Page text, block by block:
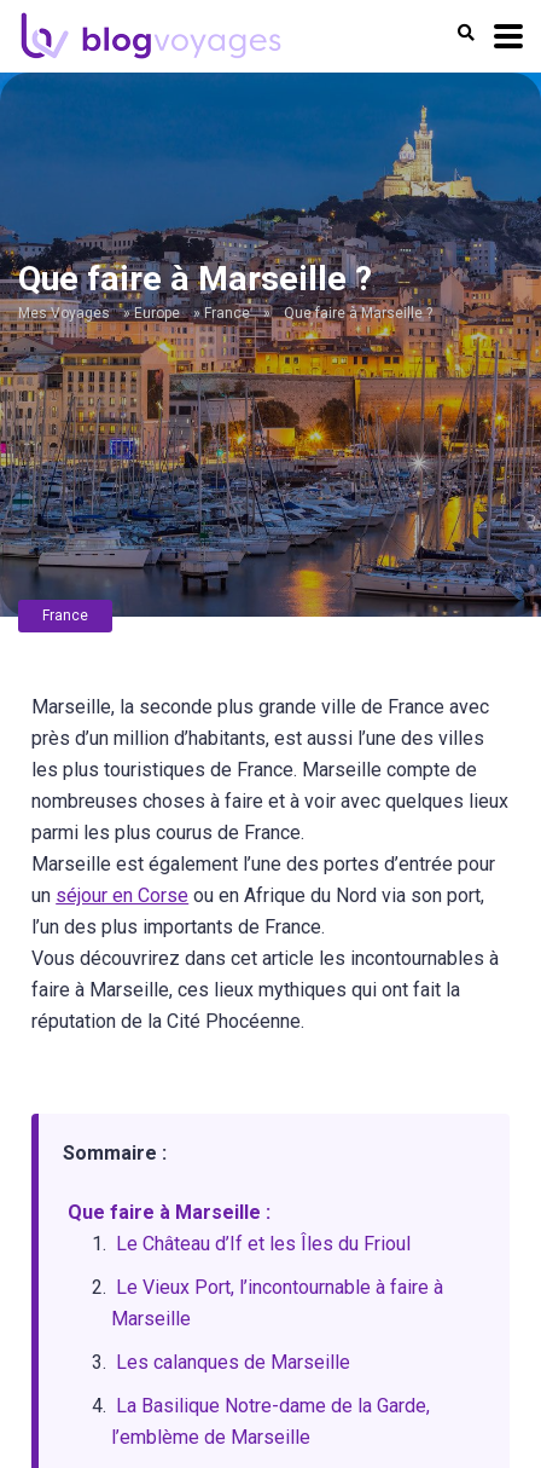
Que faire à Marseille ?
Mes Voyages »Europe »France » Que faire à Marseille ?
France
Marseille, la seconde plus grande ville de France avec
près d’un million d’habitants, est aussi l’une des villes
les plus touristiques de France. Marseille compte de
nombreuses choses à faire et à voir avec quelques lieux
parmi les plus courus de France.
Marseille est également l’une des portes d’entrée pour
un séjour en Corse ou en Afrique du Nord via son port,
l’un des plus importants de France.
Vous découvrirez dans cet article les incontournables à
faire à Marseille, ces lieux mythiques qui ont fait la
réputation de la Cité Phocéenne.
Sommaire :
Que faire à Marseille :
Le Château d’If et les Îles du Frioul
Le Vieux Port, l’incontournable à faire à
Marseille
Les calanques de Marseille
La Basilique Notre-dame de la Garde,
l’emblème de Marseille